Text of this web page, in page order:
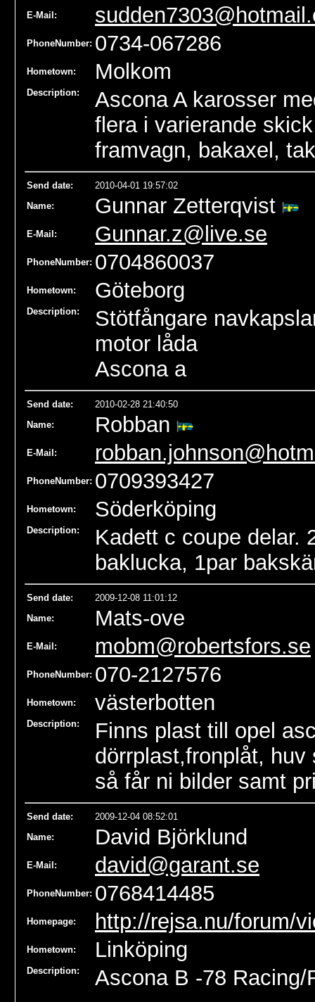
E-Mail:
PhoneNumber: 0734-067286
Hometown: Molkom
Description:
Ascona A karosser
flera i varierande
framvagn, bakaxel,
Send date:
2010-04-01 19:57:02
Name: Gunnar Zetterqvist
E-Mail: Gunnar.z@live.se
PhoneNumber: 0704860037
Hometown: Göteborg
Description:
Stötfångare
motor låda
Ascona a
Send date:
2010-02-28 21:40:50
Name: Robban
E-Mail:
PhoneNumber: 0709393427
Hometown: Söderköping
Description:
Kadett c coupe delar.
baklucka, 1par
Send date:
2009-12-08 11:01:12
Name: Mats-ove
E-Mail: mobm@robertsfors.se
PhoneNumber: 070-2127576
Hometown: västerbotten
Description:
Finns plast till opel
dörrplast,fronplåt,
så får ni bilder samt
Send date:
2009-12-04 08:52:01
Name: David Björklund
E-Mail: david@garant.se
PhoneNumber: 0768414485
Homepage: http://rejsa.nu/forum/
Hometown: Linköping
Description: Ascona B -78 Racing/